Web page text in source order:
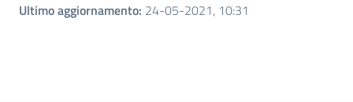
Ultimo aggiornamento: 24-05-2021, 10:31